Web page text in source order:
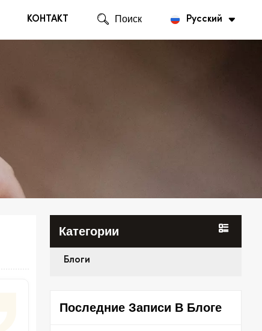
КОНТАКТ Поиск Русский
Категории
Блоги
Последние Записи В Блоге